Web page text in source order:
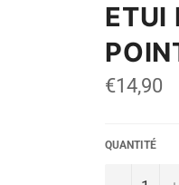
ETUI
Prix
régulier
€14,90
QUANTITÉ